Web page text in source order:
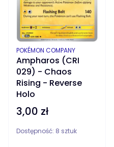
Ampharos (CRI
029) - Chaos
Rising - Reverse
Holo
PRODUCENT
POKÉMON COMPANY
Cena
3,00 zł
Dostępność: 8 sztuk